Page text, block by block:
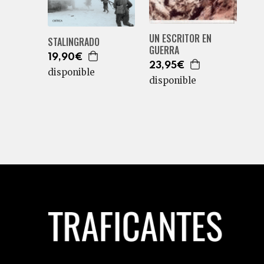
STALINGRADO
19,90€
disponible
UN ESCRITOR EN
GUERRA
23,95€
disponible